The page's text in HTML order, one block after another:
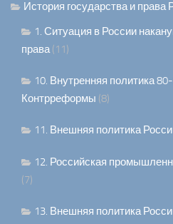
История государства и права
1. Ситуация в России
права(11)
10. Внутренняя политика 80-
Контрреформы (8)
11. Внешняя политика
12. Российская
(7)
13. Внешняя политика